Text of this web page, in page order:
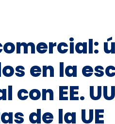
en la
EE.
de la UE